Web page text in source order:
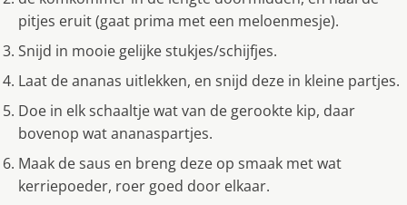
pitjes eruit (gaat prima met een meloenmesje).
Snijd in mooie gelijke stukjes/schijfjes.
Laat de ananas uitlekken, en snijd deze in kleine partjes.
Doe in elk schaaltje wat van de gerookte kip, daar
bovenop wat ananaspartjes.
Maak de saus en breng deze op smaak met wat
kerriepoeder, roer goed door elkaar.